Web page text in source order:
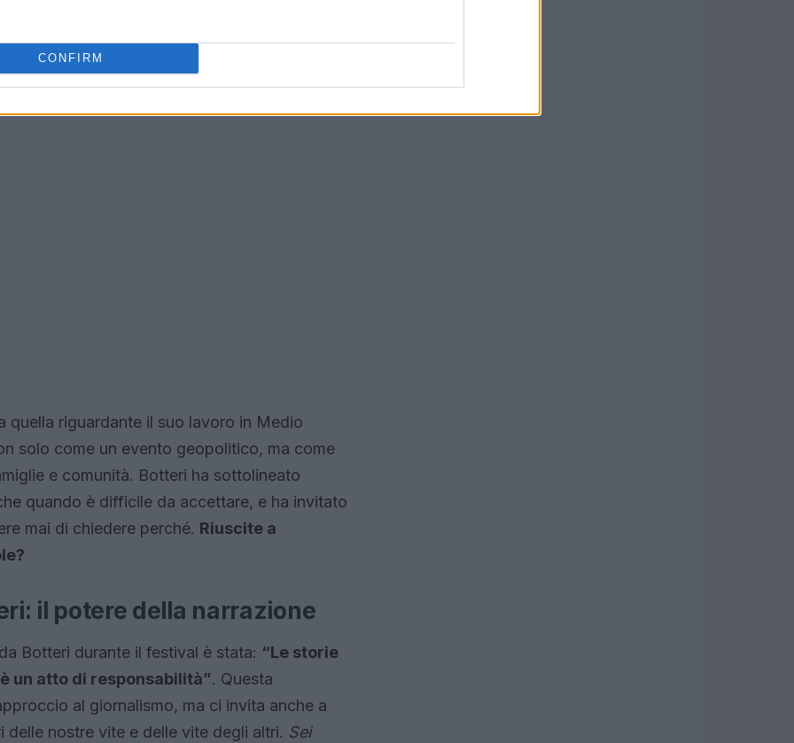
CONFIRM
sia importante mantenere viva la voce di
quella riguardante il suo lavoro in Medio
solo come un evento geopolitico, ma come
e comunità. Botteri ha sottolineato
quando è difficile da accettare, e ha invitato
mai di chiedere perché. Riuscite a
il potere della narrazione
Botteri durante il festival è stata: “Le storie
un atto di responsabilità”. Questa
al giornalismo, ma ci invita anche a
nostre vite e delle vite degli altri. Sei